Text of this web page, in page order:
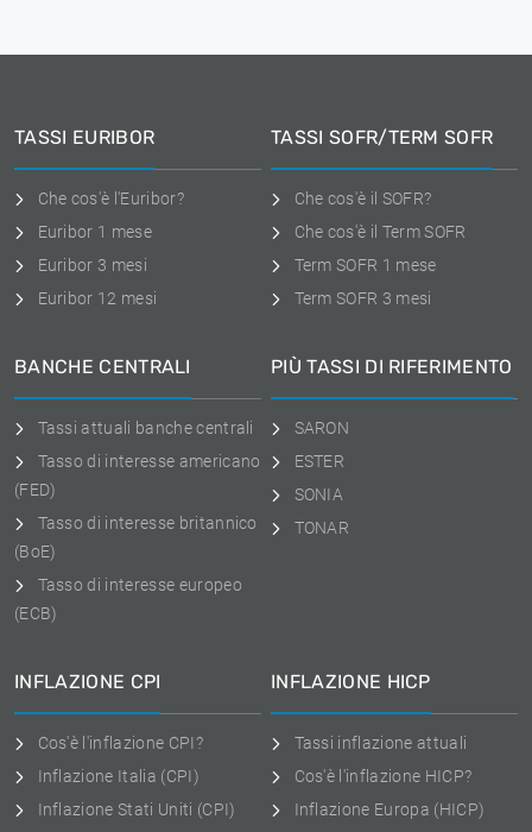
TASSI EURIBOR
Che cos'è l'Euribor?
Euribor 1 mese
Euribor 3 mesi
Euribor 12 mesi
TASSI SOFR/TERM SOFR
Che cos'è il SOFR?
Che cos'è il Term SOFR
Term SOFR 1 mese
Term SOFR 3 mesi
BANCHE CENTRALI
Tassi attuali banche centrali
Tasso di interesse americano
(FED)
Tasso di interesse britannico
(BoE)
Tasso di interesse europeo
(ECB)
PIÙ TASSI DI RIFERIMENTO
SARON
ESTER
SONIA
TONAR
INFLAZIONE CPI
Cos'è l'inflazione CPI?
Inflazione Italia (CPI)
Inflazione Stati Uniti (CPI)
INFLAZIONE HICP
Tassi inflazione attuali
Cos'è l'inflazione HICP?
Inflazione Europa (HICP)